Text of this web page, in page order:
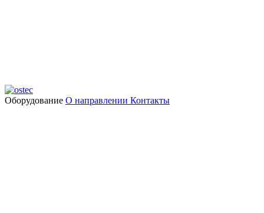
Оборудование О направлении Контакты